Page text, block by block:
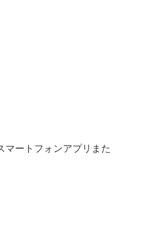
マートフォンアプリまた